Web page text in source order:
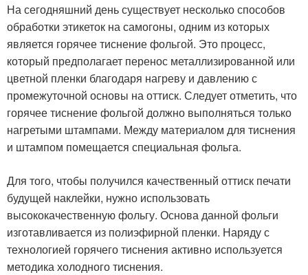
На сегодняшний день существует несколько способов
обработки этикеток на самогоны, одним из которых
является горячее тиснение фольгой. Это процесс,
который предполагает перенос металлизированной или
цветной пленки благодаря нагреву и давлению с
промежуточной основы на оттиск. Следует отметить, что
горячее тиснение фольгой должно выполняться только
нагретыми штампами. Между материалом для тиснения
и штампом помещается специальная фольга.
Для того, чтобы получился качественный оттиск печати
будущей наклейки, нужно использовать
высококачественную фольгу. Основа данной фольги
изготавливается из полиэфирной пленки. Наряду с
технологией горячего тиснения активно используется
методика холодного тиснения.